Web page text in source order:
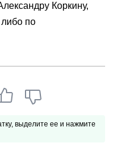
Коркину,
по
выделите ее и нажмите